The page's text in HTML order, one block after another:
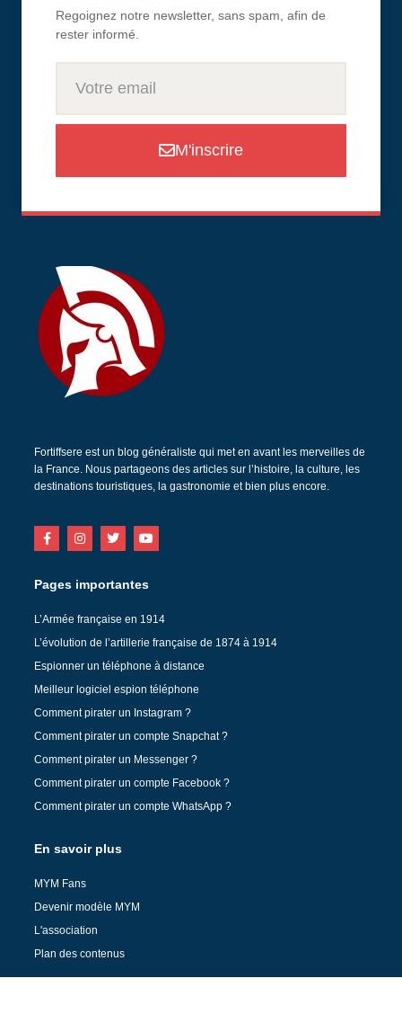
Regoignez notre newsletter, sans spam, afin de
rester informé.
M'inscrire
Fortiffsere est un blog généraliste qui met en avant les merveilles de
la France. Nous partageons des articles sur l’histoire, la culture, les
destinations touristiques, la gastronomie et bien plus encore.
Pages importantes
L’Armée française en 1914
L’évolution de l’artillerie française de 1874 à 1914
Espionner un téléphone à distance
Meilleur logiciel espion téléphone
Comment pirater un Instagram ?
Comment pirater un compte Snapchat ?
Comment pirater un Messenger ?
Comment pirater un compte Facebook ?
Comment pirater un compte WhatsApp ?
En savoir plus
MYM Fans
Devenir modèle MYM
L'association
Plan des contenus